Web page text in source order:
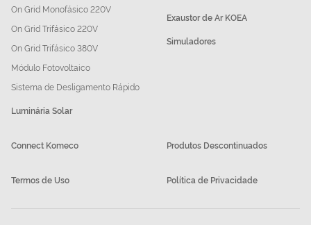
On Grid Monofásico 220V
On Grid Trifásico 220V
On Grid Trifásico 380V
Módulo Fotovoltaico
Sistema de Desligamento Rápido
Luminária Solar
Exaustor de Ar KOEA
Simuladores
Connect Komeco Produtos Descontinuados
Termos de Uso Política de Privacidade